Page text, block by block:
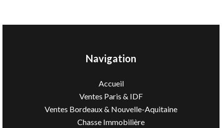
Navigation
Accueil
Ventes Paris & IDF
Ventes Bordeaux & Nouvelle-Aquitaine
Chasse Immobilière